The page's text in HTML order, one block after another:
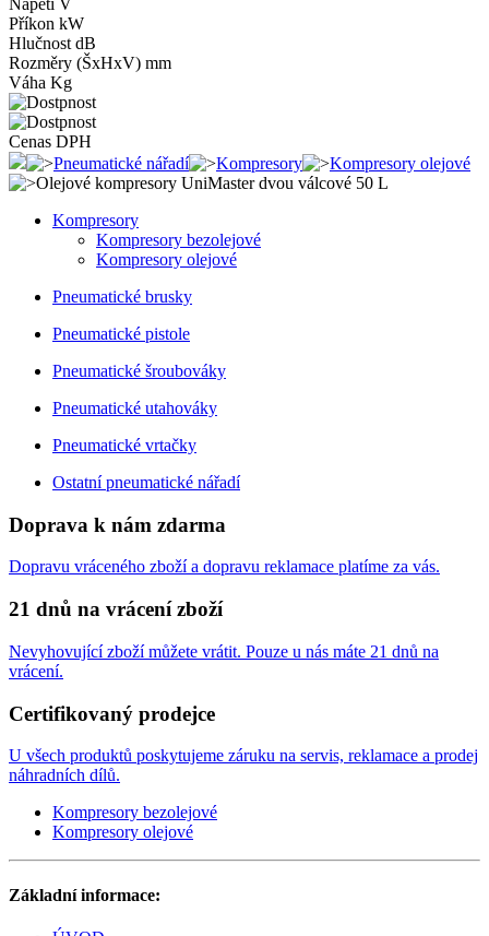
Napětí V
Příkon kW
Hlučnost dB
Rozměry (ŠxHxV) mm
Váha Kg
Cenas DPH
Pneumatické nářadí
Kompresory
Kompresory olejové
Olejové kompresory UniMaster dvou válcové 50 L
Kompresory
Kompresory bezolejové
Kompresory olejové
Pneumatické brusky
Pneumatické pistole
Pneumatické šroubováky
Pneumatické utahováky
Pneumatické vrtačky
Ostatní pneumatické nářadí
Doprava k nám zdarma
Dopravu vráceného zboží a dopravu reklamace platíme za vás.
21 dnů na vrácení zboží
Nevyhovující zboží můžete vrátit. Pouze u nás máte 21 dnů na
vrácení.
Certifikovaný prodejce
U všech produktů poskytujeme záruku na servis, reklamace a prodej
náhradních dílů.
Kompresory bezolejové
Kompresory olejové
Základní informace: